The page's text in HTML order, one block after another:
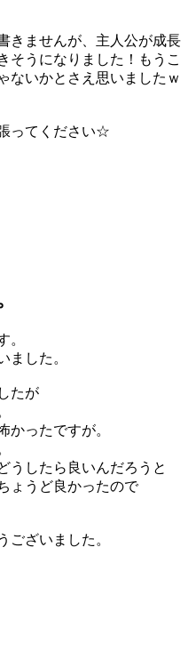
きませんが、主人公が成長
そうになりました！もうこ
ないかとさえ思いましたｗ
ってください☆
。
ました。
たが
かったですが。
うしたら良いんだろうと
ょうど良かったので
ございました。